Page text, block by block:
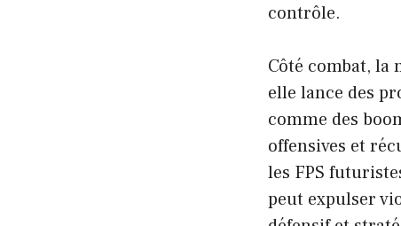
contrôle.
Côté combat, la
elle lance des
comme des
offensives et
les FPS
peut expulser